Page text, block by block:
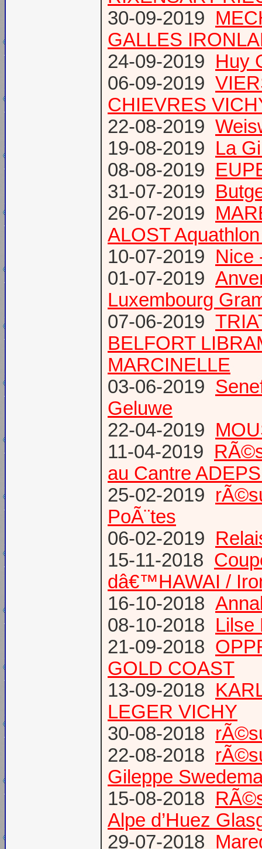
30-09-2019
GALLES
24-09-2019 Huy
06-09-2019
CHIEVRES
22-08-2019
19-08-2019 La
08-08-2019
31-07-2019
26-07-2019
ALOST
10-07-2019 Nice
01-07-2019
Luxembourg
07-06-2019
BELFORT
MARCINELLE
03-06-2019
Geluwe
22-04-2019
11-04-2019
au Cantre
25-02-2019
PoÃ¨tes
06-02-2019
15-11-2018
dâ€™HAWAI /
16-10-2018
08-10-2018 Lilse
21-09-2018
GOLD COAST
13-09-2018
LEGER VICHY
30-08-2018
22-08-2018
Gileppe
15-08-2018
Alpe d’Huez
29-07-2018